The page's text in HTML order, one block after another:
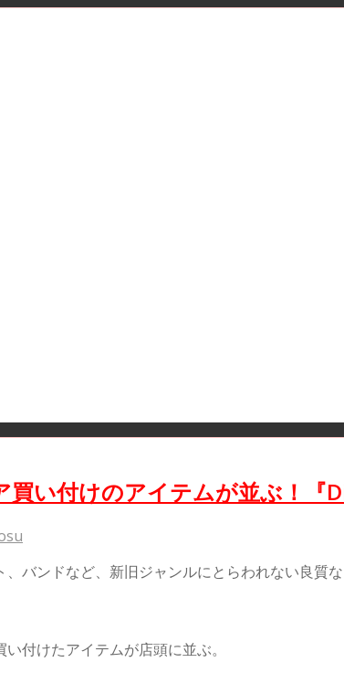
い付けのアイテムが並ぶ！『
バンドなど、新旧ジャンルにとらわれない良
付けたアイテムが店頭に並ぶ。